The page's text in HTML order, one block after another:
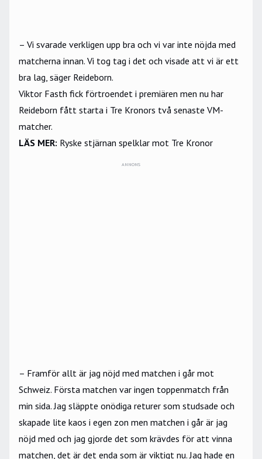
– Vi svarade verkligen upp bra och vi var inte nöjda med
matcherna innan. Vi tog tag i det och visade att vi är ett
bra lag, säger Reideborn.
Viktor Fasth fick förtroendet i premiären men nu har
Reideborn fått starta i Tre Kronors två senaste VM-
matcher.
LÄS MER: Ryske stjärnan spelklar mot Tre Kronor
ANNONS
– Framför allt är jag nöjd med matchen i går mot
Schweiz. Första matchen var ingen toppenmatch från
min sida. Jag släppte onödiga returer som studsade och
skapade lite kaos i egen zon men matchen i går är jag
nöjd med och jag gjorde det som krävdes för att vinna
matchen, det är det enda som är viktigt nu. Jag hade en